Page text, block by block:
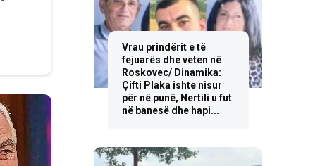
Vrau prindërit e të
fejuarës dhe veten në
Roskovec/ Dinamika:
Çifti Plaka ishte nisur
për në punë, Nertili u fut
në banesë dhe hapi...